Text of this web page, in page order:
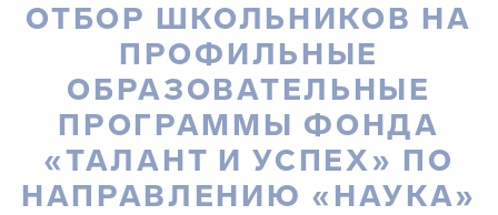
ОТБОР ШКОЛЬНИКОВ НА
ПРОФИЛЬНЫЕ
ОБРАЗОВАТЕЛЬНЫЕ
ПРОГРАММЫ ФОНДА
«ТАЛАНТ И УСПЕХ» ПО
НАПРАВЛЕНИЮ «НАУКА»